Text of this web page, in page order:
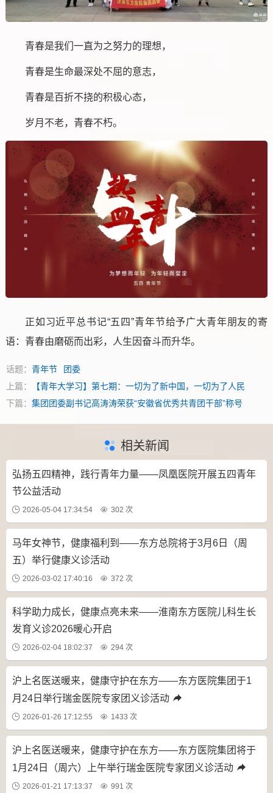
青春是我们一直为之努力的理想，
青春是生命最深处不屈的意志，
青春是百折不挠的积极心态，
岁月不老，青春不朽。
正如习近平总书记“五四”青年节给予广大青年朋友的寄
语：青春由磨砺而出彩，人生因奋斗而升华。
话题： 青年节
团委
上篇：
【青年大学习】第七期：一切为了新中国，一切为了人民
下篇： 集团团委副书记高涛涛荣获“安徽省优秀共青团干部”称号
相关新闻
弘扬五四精神，践行青年力量——凤凰医院开展五四青年
节公益活动
2026-05-04 17:34:54 302 次
马年女神节，健康福利到——东方总院将于3月6日（周
五）举行健康义诊活动
2026-03-02 17:40:16 372 次
科学助力成长，健康点亮未来——淮南东方医院儿科生长
发育义诊2026暖心开启
2026-02-04 18:02:37 294 次
沪上名医送暖来，健康守护在东方——东方医院集团于1
月24日举行瑞金医院专家团义诊活动
2026-01-26 17:12:55 1433 次
沪上名医送暖来，健康守护在东方——东方医院集团将于
1月24日（周六）上午举行瑞金医院专家团义诊活动
2026-01-21 17:13:37 991 次